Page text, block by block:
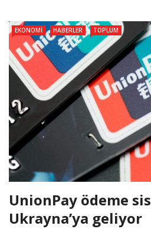
EKONOMI HABERLER TOPLUM
UnionPay ödeme
Ukrayna’ya geliyor